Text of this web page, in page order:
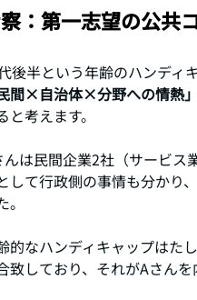
：第一志望の公共
後半という年齢のハンディ
民間×自治体×分野への情熱」
と考えます。
んは民間企業2社（サービス
して行政側の事情も分かり
。
的なハンディキャップはた
致しており、それがAさんを